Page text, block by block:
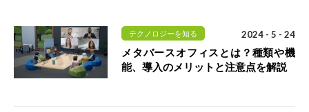
テクノロジーを知る 2024 - 5 - 24
メタバースオフィスとは？種類や機
能、導入のメリットと注意点を解説